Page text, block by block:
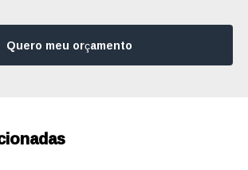
Quero meu orçamento